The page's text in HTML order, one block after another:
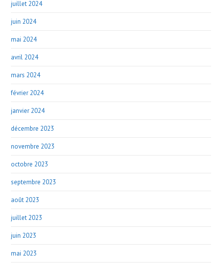
juillet 2024
juin 2024
mai 2024
avril 2024
mars 2024
février 2024
janvier 2024
décembre 2023
novembre 2023
octobre 2023
septembre 2023
août 2023
juillet 2023
juin 2023
mai 2023